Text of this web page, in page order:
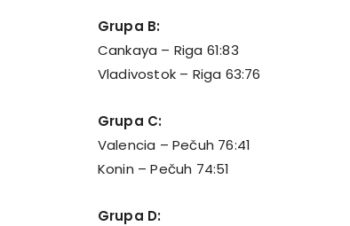
Grupa B:
Cankaya – Riga 61:83
Vladivostok – Riga 63:76
Grupa C:
Valencia – Pečuh 76:41
Konin – Pečuh 74:51
Grupa D: